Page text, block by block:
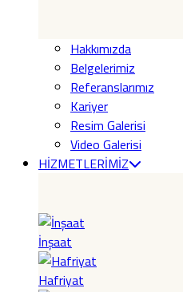
Hakkımızda
Belgelerimiz
Referanslarımız
Kariyer
Resim Galerisi
Video Galerisi
HİZMETLERİMİZ
İnşaat
Hafriyat